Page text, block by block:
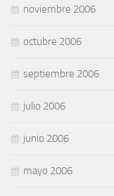
noviembre 2006
octubre 2006
septiembre 2006
julio 2006
junio 2006
mayo 2006